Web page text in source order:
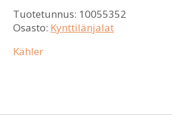
Tuotetunnus: 10055352
Osasto: Kynttilänjalat
Kähler